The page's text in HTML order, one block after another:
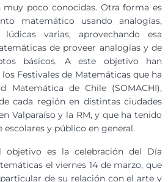
muy poco conocidas. Otra forma es
matemático usando analogías,
varias, aprovechando esa
de proveer analogías y de
básicos. A este objetivo han
Festivales de Matemáticas que ha
Matemática de Chile (SOMACHI),
cada región en distintas ciudades
Valparaíso y la RM, y que ha tenido
y público en general.
objetivo es la celebración del Día
el viernes 14 de marzo, que
de su relación con el arte y